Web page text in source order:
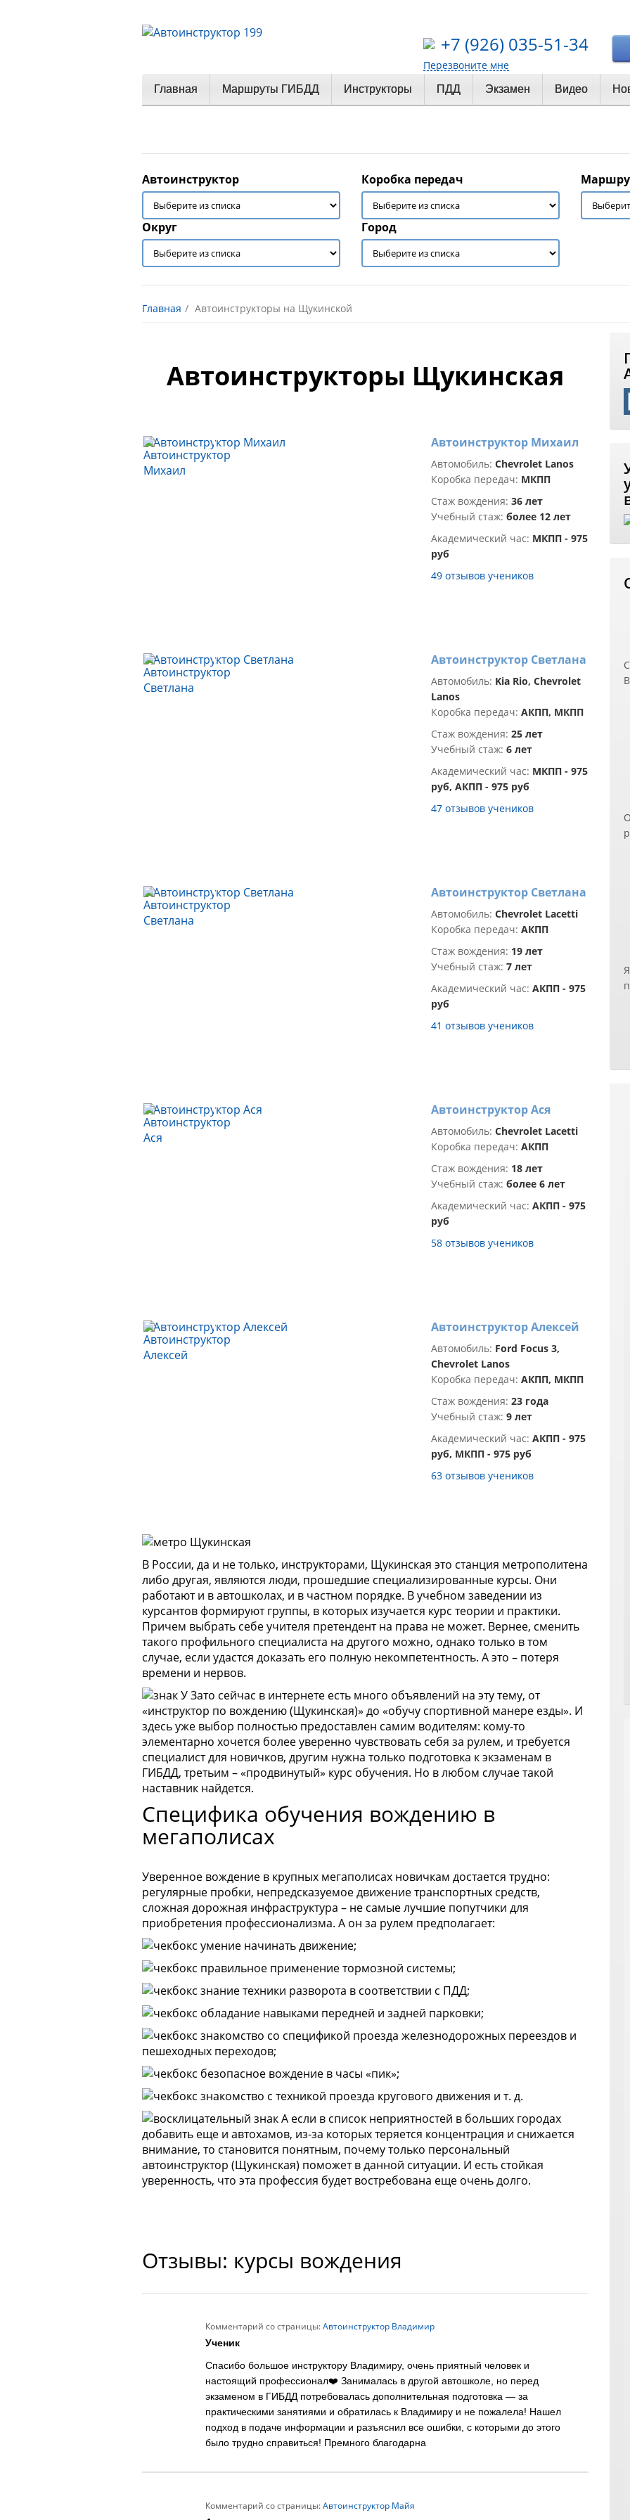
+7 (926) 035-51-34
Перезвоните мне
Главная Маршруты ГИБДД Инструкторы ПДД Экзамен Видео
Автоинструктор Коробка передач
Округ Город
Главная Автоинструкторы на Щукинской
Автоинструкторы Щукинская
Автоинструктор Михаил
Автомобиль: Chevrolet Lanos
Коробка передач: МКПП
Стаж вождения: 36 лет
Учебный стаж: более 12 лет
Академический час: МКПП - 975
руб
49 отзывов учеников
Автоинструктор Светлана
Автомобиль: Kia Rio, Chevrolet
Lanos
Коробка передач: АКПП, МКПП
Стаж вождения: 25 лет
Учебный стаж: 6 лет
Академический час: МКПП - 975
руб, АКПП - 975 руб
47 отзывов учеников
Автоинструктор Светлана
Автомобиль: Chevrolet Lacetti
Коробка передач: АКПП
Стаж вождения: 19 лет
Учебный стаж: 7 лет
Академический час: АКПП - 975
руб
41 отзывов учеников
Автоинструктор Ася
Автомобиль: Chevrolet Lacetti
Коробка передач: АКПП
Стаж вождения: 18 лет
Учебный стаж: более 6 лет
Академический час: АКПП - 975
руб
58 отзывов учеников
Автоинструктор Алексей
Автомобиль: Ford Focus 3,
Chevrolet Lanos
Коробка передач: АКПП, МКПП
Стаж вождения: 23 года
Учебный стаж: 9 лет
Академический час: АКПП - 975
руб, МКПП - 975 руб
63 отзывов учеников
В России, да и не только, инструкторами, Щукинская это станция метрополитена
либо другая, являются люди, прошедшие специализированные курсы. Они
работают и в автошколах, и в частном порядке. В учебном заведении из
курсантов формируют группы, в которых изучается курс теории и практики.
Причем выбрать себе учителя претендент на права не может. Вернее, сменить
такого профильного специалиста на другого можно, однако только в том
случае, если удастся доказать его полную некомпетентность. А это – потеря
времени и нервов.
Зато сейчас в интернете есть много объявлений на эту тему, от
«инструктор по вождению (Щукинская)» до «обучу спортивной манере езды». И
здесь уже выбор полностью предоставлен самим водителям: кому-то
элементарно хочется более уверенно чувствовать себя за рулем, и требуется
специалист для новичков, другим нужна только подготовка к экзаменам в
ГИБДД, третьим – «продвинутый» курс обучения. Но в любом случае такой
наставник найдется.
Специфика обучения вождению в
мегаполисах
Уверенное вождение в крупных мегаполисах новичкам достается трудно:
регулярные пробки, непредсказуемое движение транспортных средств,
сложная дорожная инфраструктура – не самые лучшие попутчики для
приобретения профессионализма. А он за рулем предполагает:
умение начинать движение;
правильное применение тормозной системы;
знание техники разворота в соответствии с ПДД;
обладание навыками передней и задней парковки;
знакомство со спецификой проезда железнодорожных переездов и
пешеходных переходов;
безопасное вождение в часы «пик»;
знакомство с техникой проезда кругового движения и т. д.
А если в список неприятностей в больших городах
добавить еще и автохамов, из-за которых теряется концентрация и снижается
внимание, то становится понятным, почему только персональный
автоинструктор (Щукинская) поможет в данной ситуации. И есть стойкая
уверенность, что эта профессия будет востребована еще очень долго.
Отзывы: курсы вождения
Комментарий со страницы:Автоинструктор Владимир
Ученик
Спасибо большое инструктору Владимиру, очень приятный человек и
настоящий профессионал❤️ Занималась в другой автошколе, но перед
экзаменом в ГИБДД потребовалась дополнительная подготовка — за
практическими занятиями и обратилась к Владимиру и не пожалела! Нашел
подход в подаче информации и разъяснил все ошибки, с которыми до этого
было трудно справиться! Премного благодарна
Комментарий со страницы:Автоинструктор Майя